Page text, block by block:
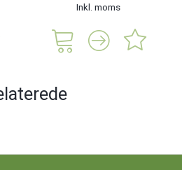
Inkl. moms